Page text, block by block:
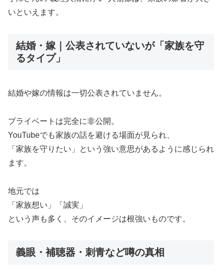
いといえます。
結婚・嫁｜公表されていないが「家族を守
るタイプ」
結婚や嫁の情報は一切公表されていません。
プライベートは完全に非公開。
YouTubeでも家族の話を避ける場面が見られ、
「家族を守りたい」という強い意思があるように感じられ
ます。
地元では
「家族想い」「誠実」
という声も多く、そのイメージは根強いものです。
義眼・補聴器・刺青など噂の真相